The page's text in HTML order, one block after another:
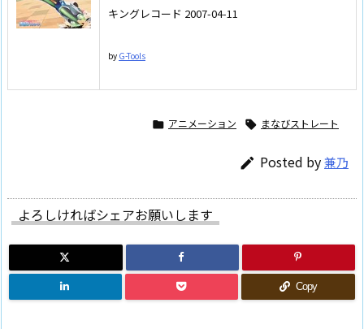
キングレコード 2007-04-11
by G-Tools
 アニメーション  まなびストレート
 Posted by兼乃
よろしければシェアお願いします
Copy